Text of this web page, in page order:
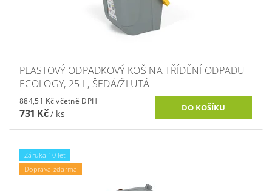
PLASTOVÝ ODPADKOVÝ KOŠ NA TŘÍDĚNÍ ODPADU
ECOLOGY, 25 L, ŠEDÁ/ŽLUTÁ
884,51 Kč včetně DPH
731 Kč/ ks
Záruka 10 let
Doprava zdarma